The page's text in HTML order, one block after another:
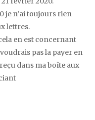
je n’ai toujours rien
lettres.
en est concernant
pas la payer en
dans ma boîte aux